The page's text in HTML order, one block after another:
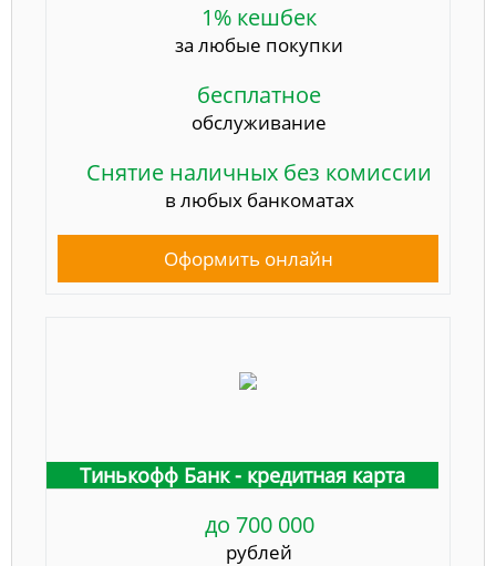
1% кешбек
за любые покупки
бесплатное
обслуживание
Снятие наличных без комиссии
в любых банкоматах
Оформить онлайн
Тинькофф Банк - кредитная карта
до 700 000
рублей